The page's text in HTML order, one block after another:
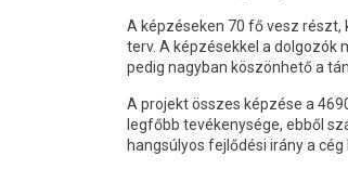
A képzéseken 70 fő vesz
terv. A képzésekkel a dolgozók
pedig nagyban köszönhető a
A projekt összes képzése a
legfőbb tevékenysége, ebből
hangsúlyos fejlődési irány a